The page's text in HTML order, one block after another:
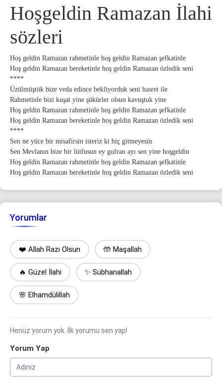
Hoşgeldin Ramazan İlahi
sözleri
Hoş geldin Ramazan rahmetinle hoş geldin Ramazan şefkatinle
Hoş geldin Ramazan bereketinle hoş geldin Ramazan özledik seni
****
Üzülmüştük bize veda edince bekliyorduk seni hasret ile
Rahmetinle bizi kuşat yine şükürler olsun kavuştuk yine
Hoş geldin Ramazan rahmetinle hoş geldin Ramazan şefkatinle
Hoş geldin Ramazan bereketinle hoş geldin Ramazan özledik seni
****
Sen ne yüce bir misafirsin isteriz ki hiç gitmeyesin
Sen Mevlanın bize bir lütfusun ey gufran ayı sen yine hoşgeldin
Hoş geldin Ramazan rahmetinle hoş geldin Ramazan şefkatinle
Hoş geldin Ramazan bereketinle hoş geldin Ramazan özledik seni
Yorumlar
❤️ Allah Razı Olsun 🤲 Maşallah
🔥 Güzel İlahi ✨ Sübhanallah
🌸 Elhamdülillah
Henüz yorum yok. İlk yorumu sen yap!
Yorum Yap